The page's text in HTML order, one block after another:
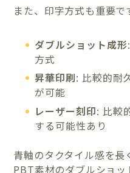
また、印字方式も重要で
ダブルショット成形
方式
昇華印刷: 比較的耐
が可能
レーザー刻印: 比較
する可能性あり
青軸のタクタイル感を
PBT素材のダブルショ